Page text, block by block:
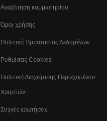
Αναζήτηση κομμωτηρίου
Όροι χρήσης
Πολιτική Προστασίας Δεδομένων
Ρυθμίσεις Cookies
Πολιτική Διαχείρισης Περιεχομένου
Χρηστών
Συχνές ερωτήσεις